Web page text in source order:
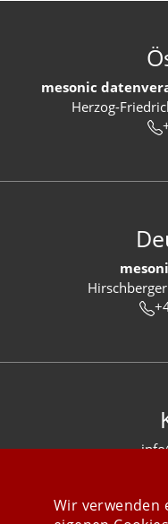
mesonic
Herzog-
Wir verwenden